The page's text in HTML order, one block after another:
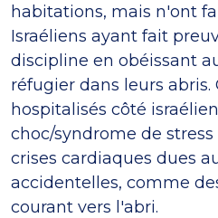
habitations, mais n'ont
Israéliens ayant fait
discipline en obéissant
réfugier dans leurs
hospitalisés côté
choc/syndrome de
crises cardiaques dues
accidentelles, comme
courant vers l'abri.